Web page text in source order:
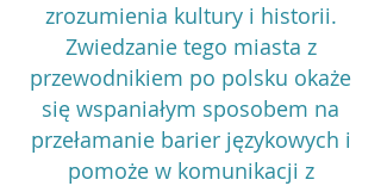
zrozumienia kultury i historii.
Zwiedzanie tego miasta z
przewodnikiem po polsku okaże
się wspaniałym sposobem na
przełamanie barier językowych i
pomoże w komunikacji z